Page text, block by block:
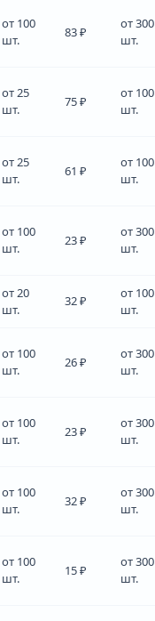
от 100
шт.
83 ₽
от 300
шт.
от 25
шт.
75 ₽
от 100
шт.
от 25
шт.
61 ₽
от 100
шт.
от 100
шт.
23 ₽
от 300
шт.
от 20
шт.
32 ₽
от 100
шт.
от 100
шт.
26 ₽
от 300
шт.
от 100
шт.
23 ₽
от 300
шт.
от 100
шт.
32 ₽
от 300
шт.
от 100
шт.
15 ₽
от 300
шт.